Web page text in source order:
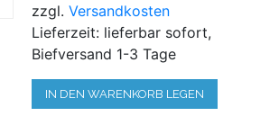
zzgl.Versandkosten
Lieferzeit: lieferbar sofort,
Biefversand 1-3 Tage
IN DEN WARENKORB LEGEN